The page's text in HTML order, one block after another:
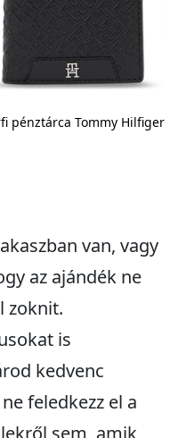
pénztárca Tommy Hilfiger
van, vagy
az ajándék ne
zoknit.
is
kedvenc
feledkezz el a
sem, amik